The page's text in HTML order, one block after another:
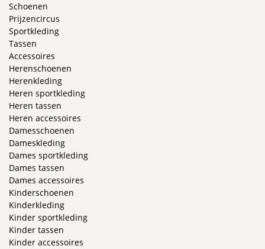
Schoenen
Prijzencircus
Sportkleding
Tassen
Accessoires
Herenschoenen
Herenkleding
Heren sportkleding
Heren tassen
Heren accessoires
Damesschoenen
Dameskleding
Dames sportkleding
Dames tassen
Dames accessoires
Kinderschoenen
Kinderkleding
Kinder sportkleding
Kinder tassen
Kinder accessoires